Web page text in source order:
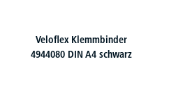
Veloflex Klemmbinder
4944080 DIN A4 schwarz